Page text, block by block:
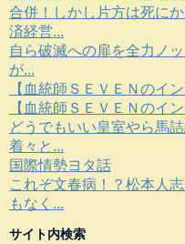
合併！しかし片方は死に
済経営...
自ら破滅への扉を全力ノ
が...
【血統師ＳＥＶＥＮのイ
【血統師ＳＥＶＥＮのイ
どうでもいい皇室やら馬
着々と...
国際情勢ヨタ話
これぞ文春病！？松本人
もなく...
サイト内検索